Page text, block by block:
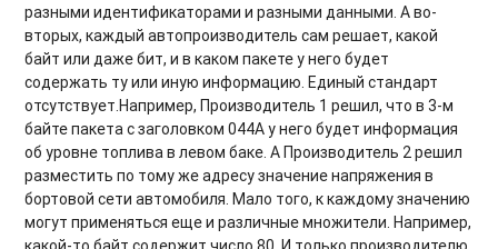
разными идентификаторами и разными данными. А во-
вторых, каждый автопроизводитель сам решает, какой
байт или даже бит, и в каком пакете у него будет
содержать ту или иную информацию. Единый стандарт
отсутствует.Например, Производитель 1 решил, что в 3-м
байте пакета с заголовком 044А у него будет информация
об уровне топлива в левом баке. А Производитель 2 решил
разместить по тому же адресу значение напряжения в
бортовой сети автомобиля. Мало того, к каждому значению
могут применяться еще и различные множители. Например,